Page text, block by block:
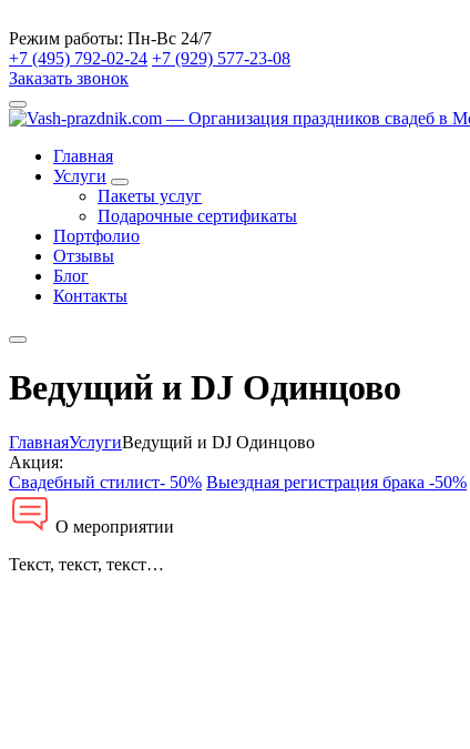
Режим работы: Пн-Вс 24/7
+7 (495) 792-02-24 +7 (929) 577-23-08
Заказать звонок
Главная
Услуги
Пакеты услуг
Подарочные сертификаты
Портфолио
Отзывы
Блог
Контакты
Ведущий и DJ Одинцово
ГлавнаяУслугиВедущий и DJ Одинцово
Акция:
Свадебный стилист- 50% Выездная регистрация брака -50%
О мероприятии
Текст, текст, текст…